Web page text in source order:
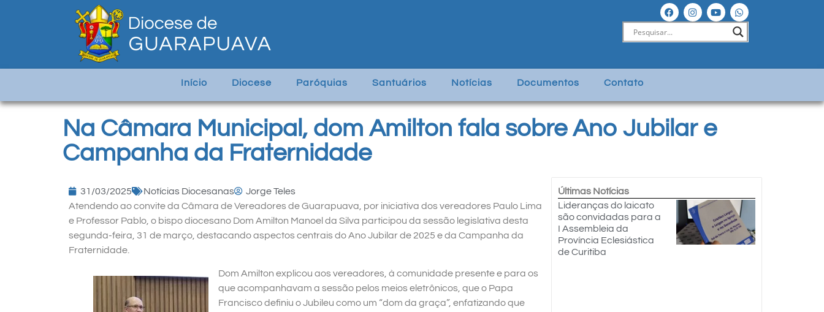
Início Diocese Paróquias Santuários Notícias Documentos Contato
Na Câmara Municipal, dom Amilton fala sobre Ano Jubilar e
Campanha da Fraternidade
31/03/2025 Notícias Diocesanas
Jorge Teles
Atendendo ao convite da Câmara de Vereadores de Guarapuava, por iniciativa dos vereadores Paulo Lima
e Professor Pablo, o bispo diocesano Dom Amilton Manoel da Silva participou da sessão legislativa desta
segunda-feira, 31 de março, destacando aspectos centrais do Ano Jubilar de 2025 e da Campanha da
Fraternidade.
Dom Amilton explicou aos vereadores, à comunidade presente e para os
que acompanhavam a sessão pelos meios eletrônicos, que o Papa
Francisco definiu o Jubileu como um “dom da graça”, enfatizando que
Últimas Notícias
Lideranças do laicato
são convidadas para a
I Assembleia da
Província Eclesiástica
de Curitiba